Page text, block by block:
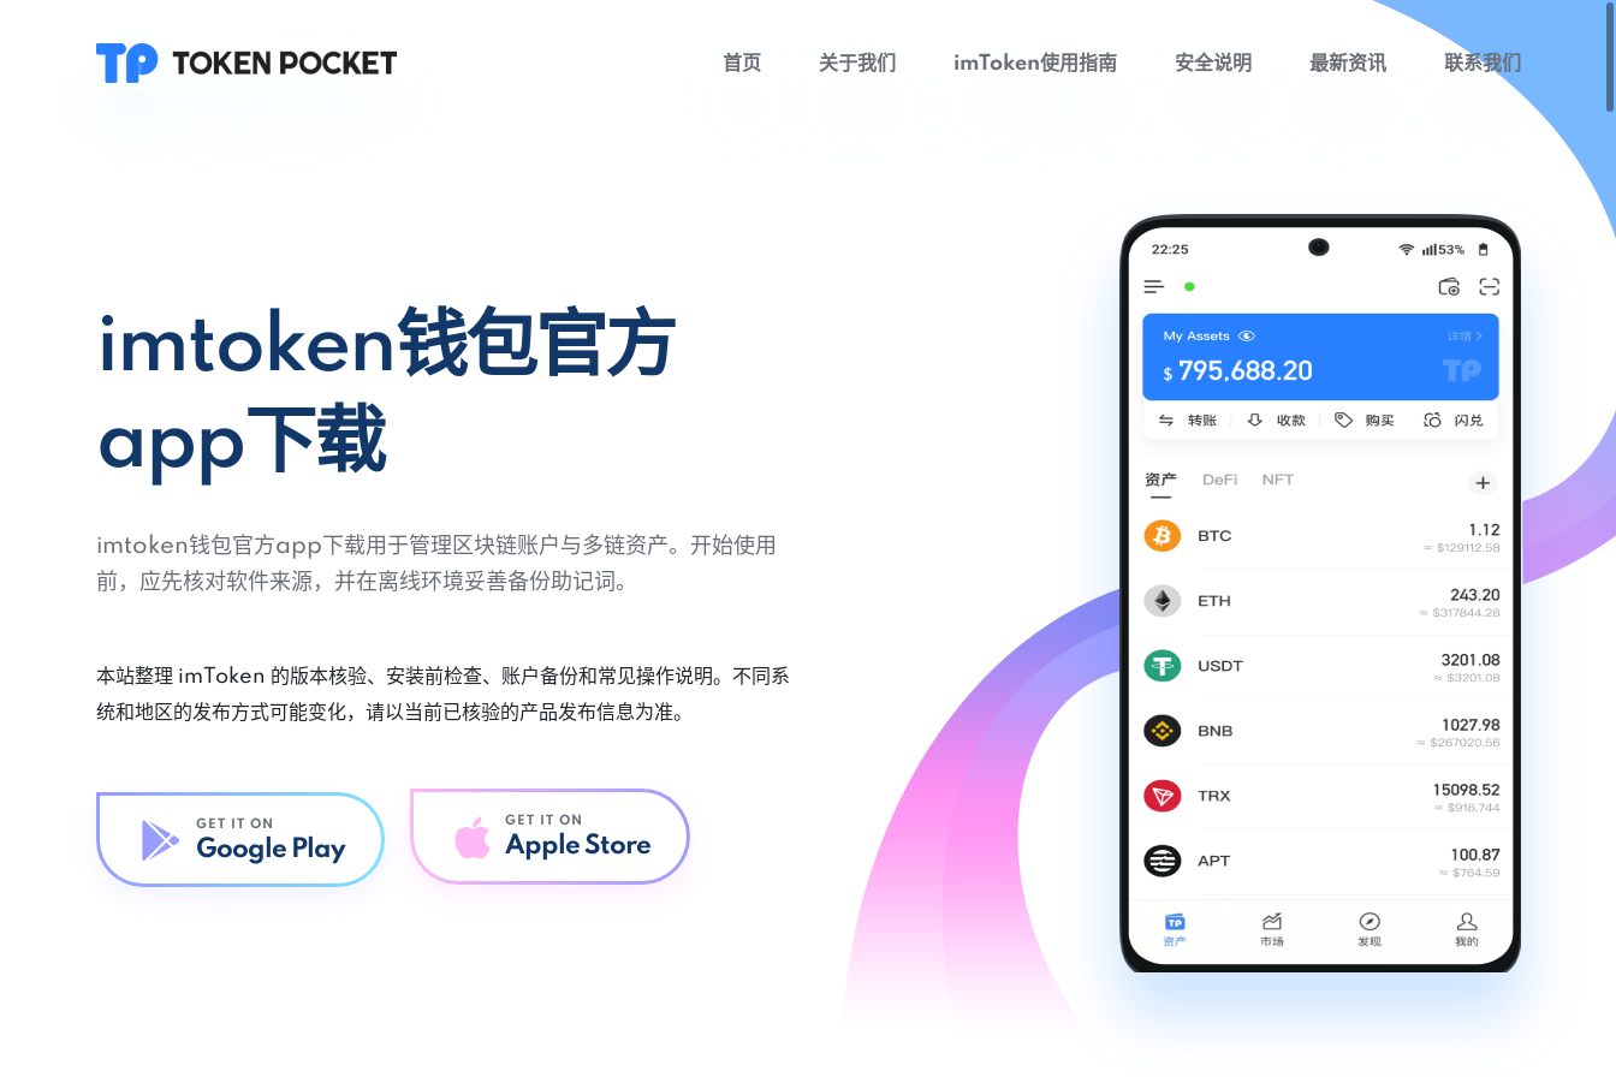
首页 关于我们 imToken使用指南 安全说明 最新资讯 联系我们
imtoken钱包官方
app下载
imtoken钱包官方app下载用于管理区块链账户与多链资产。开始使用
前，应先核对软件来源，并在离线环境妥善备份助记词。
本站整理 imToken 的版本核验、安装前检查、账户备份和常见操作说明。不同系
统和地区的发布方式可能变化，请以当前已核验的产品发布信息为准。
GET IT ON
Google Play
GET IT ON
Apple Store